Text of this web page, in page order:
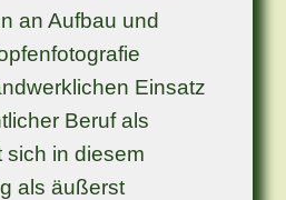
an Aufbau und
Einsatz
Beruf als
sich in diesem
als äußerst